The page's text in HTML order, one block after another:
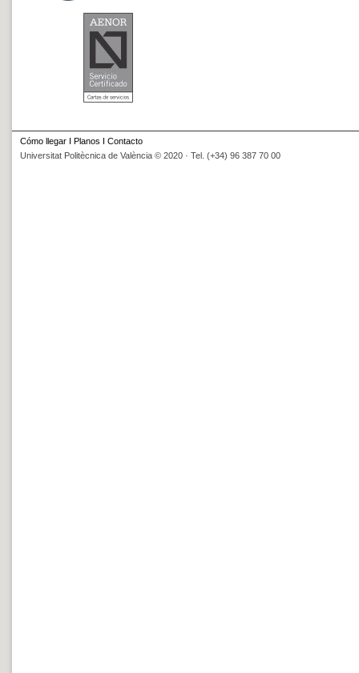
Cómo llegar I Planos I Contacto
Universitat Politècnica de València © 2020 · Tel. (+34) 96 387 70 00